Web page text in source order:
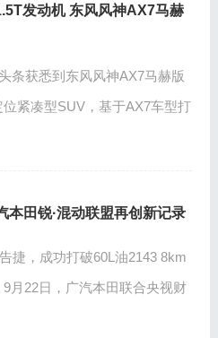
发动机 东风风神AX7马赫
条获悉到东风风神AX7马赫版
紧凑型SUV，基于AX7车型打
本田锐·混动联盟再创新记录
捷，成功打破60L油2143 8km
月22日，广汽本田联合央视财